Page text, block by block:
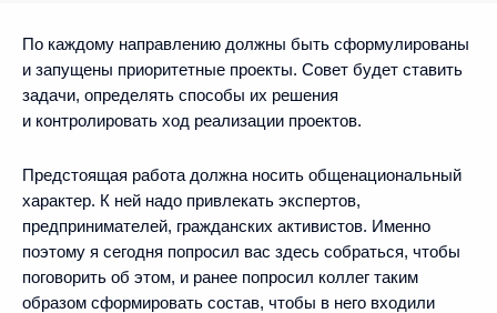
По каждому направлению должны быть сформулированы
и запущены приоритетные проекты. Совет будет ставить
задачи, определять способы их решения
и контролировать ход реализации проектов.
Предстоящая работа должна носить общенациональный
характер. К ней надо привлекать экспертов,
предпринимателей, гражданских активистов. Именно
поэтому я сегодня попросил вас здесь собраться, чтобы
поговорить об этом, и ранее попросил коллег таким
образом сформировать состав, чтобы в него входили